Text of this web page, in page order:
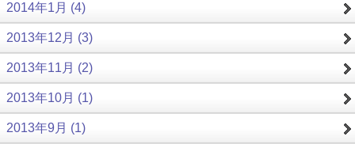
2014年1月 (4)
2013年12月 (3)
2013年11月 (2)
2013年10月 (1)
2013年9月 (1)